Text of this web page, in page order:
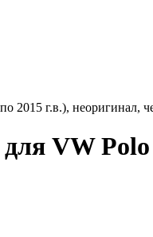
2015 г.в.), неоригинал,
VW